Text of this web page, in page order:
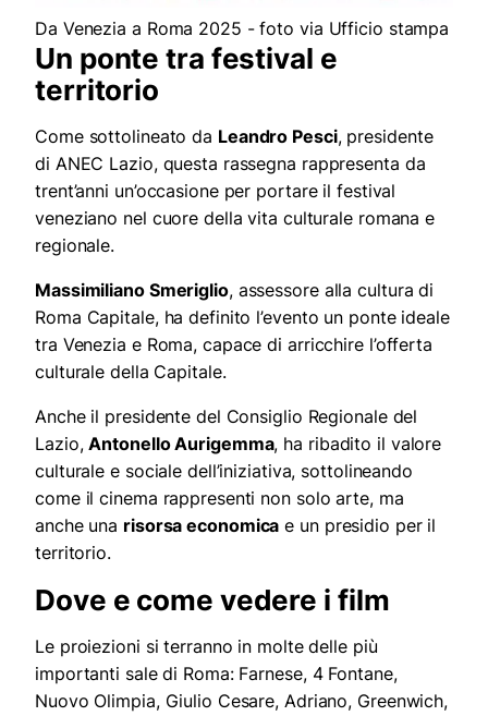
Da Venezia a Roma 2025 - foto via Ufficio stampa
Un ponte tra festival e
territorio
Come sottolineato da Leandro Pesci, presidente
di ANEC Lazio, questa rassegna rappresenta da
trent’anni un’occasione per portare il festival
veneziano nel cuore della vita culturale romana e
regionale.
Massimiliano Smeriglio, assessore alla cultura di
Roma Capitale, ha definito l’evento un ponte ideale
tra Venezia e Roma, capace di arricchire l’offerta
culturale della Capitale.
Anche il presidente del Consiglio Regionale del
Lazio,Antonello Aurigemma, ha ribadito il valore
culturale e sociale dell’iniziativa, sottolineando
come il cinema rappresenti non solo arte, ma
anche una risorsa economica e un presidio per il
territorio.
Dove e come vedere i film
Le proiezioni si terranno in molte delle più
importanti sale di Roma: Farnese, 4 Fontane,
Nuovo Olimpia, Giulio Cesare, Adriano, Greenwich,